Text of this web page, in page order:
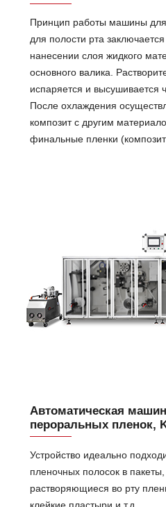
Принцип работы машины для
для полости рта
нанесении слоя жидкого
основного валика.
испаряется и высушивается
После охлаждения
композит с другим
финальные пленки
Автоматическая
пероральных пленок,
Устройство идеально
пленочных полосок в пакеты,
растворяющиеся во рту